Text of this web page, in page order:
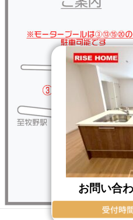
Copyright © RISE
お問い合